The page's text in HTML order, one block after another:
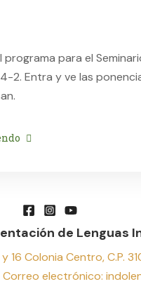
programa para el
2. Entra y ve las
de Lenguas
16 Colonia Centro, C.P.
electrónico: